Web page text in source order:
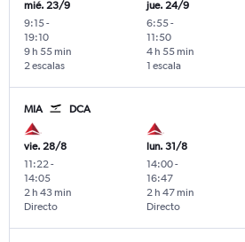
mié. 23/9
9:15-
19:10
2 escalas
9 h 55 min
jue. 24/9
6:55-
11:50
1 escala
4 h 55 min
MIA DCA
vie. 28/8
11:22 -
14:05
Directo
2 h 43 min
lun. 31/8
14:00-
16:47
Directo
2 h 47 min